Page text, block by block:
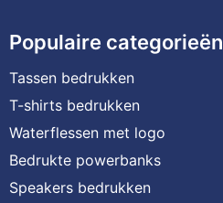
Populaire categorieën
Tassen bedrukken
T-shirts bedrukken
Waterflessen met logo
Bedrukte powerbanks
Speakers bedrukken